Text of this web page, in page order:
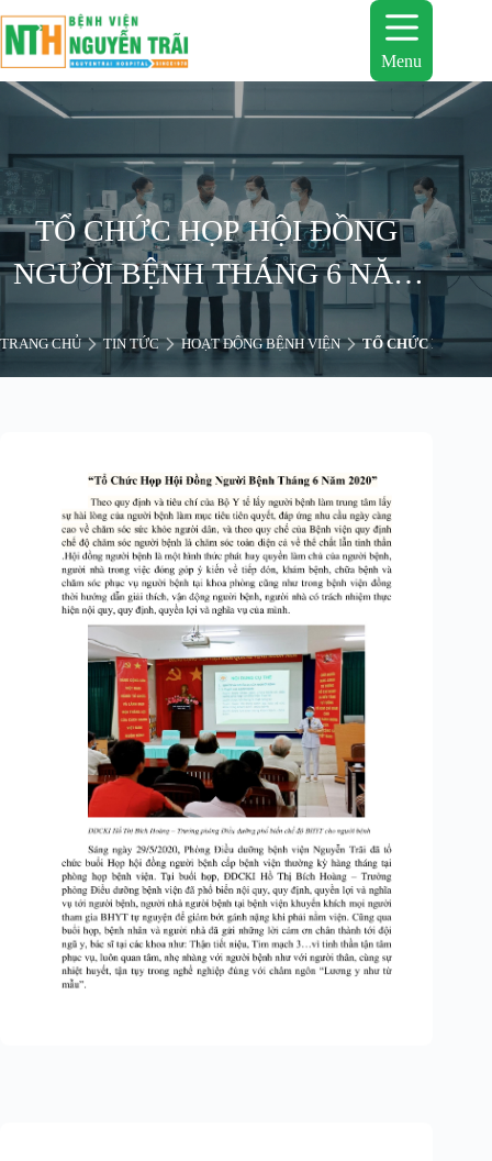
đến
phần
nội
dung
Menu
TỔ CHỨC HỌP HỘI ĐỒNG
NGƯỜI BỆNH THÁNG 6 NĂM
2020
TRANG CHỦ TIN TỨC HOẠT ĐỘNG BỆNH VIỆN TỔ CHỨC HỌP